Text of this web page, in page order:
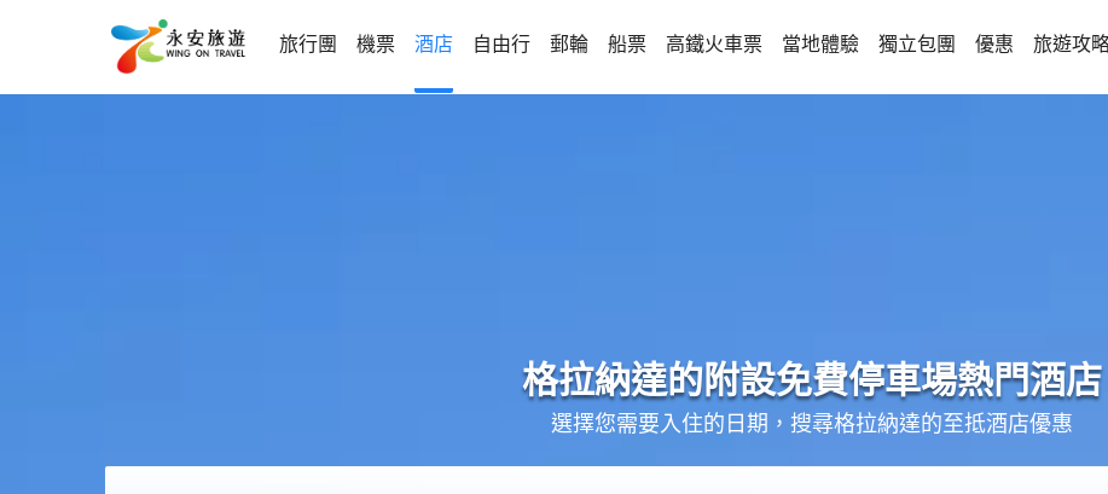
旅行團 機票 酒店 自由行 郵輪 船票 高鐵火車票 當地體驗 獨立包團 優惠 旅遊攻
格拉納達的附設免費停車場熱門酒店
選擇您需要入住的日期，搜尋格拉納達的至抵酒店優惠